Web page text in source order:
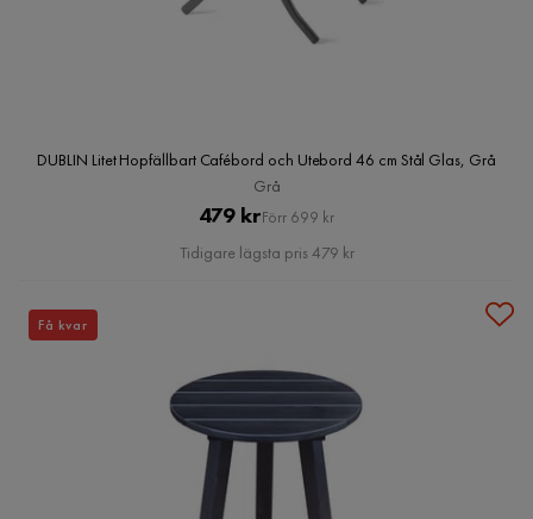
DUBLIN Litet Hopfällbart Cafébord och Utebord 46 cm Stål Glas, Grå
Grå
Pris
479 krOriginal
Pris
Förr 699 kr
Tidigare lägsta pris 479 kr
Få kvar